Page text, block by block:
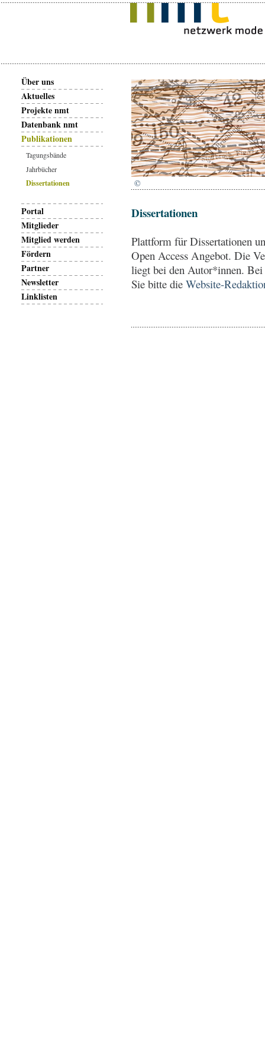
©
Dissertationen
Plattform für Dissertationen
Open Access Angebot. Die
liegt bei den Autor*innen. Bei
Sie bitte dieWebsite-
Über uns
Aktuelles
Projekte nmt
Datenbank nmt
Publikationen
Tagungsbände
Jahrbücher
Dissertationen
Portal
Mitglieder
Mitglied werden
Fördern
Partner
Newsletter
Linklisten